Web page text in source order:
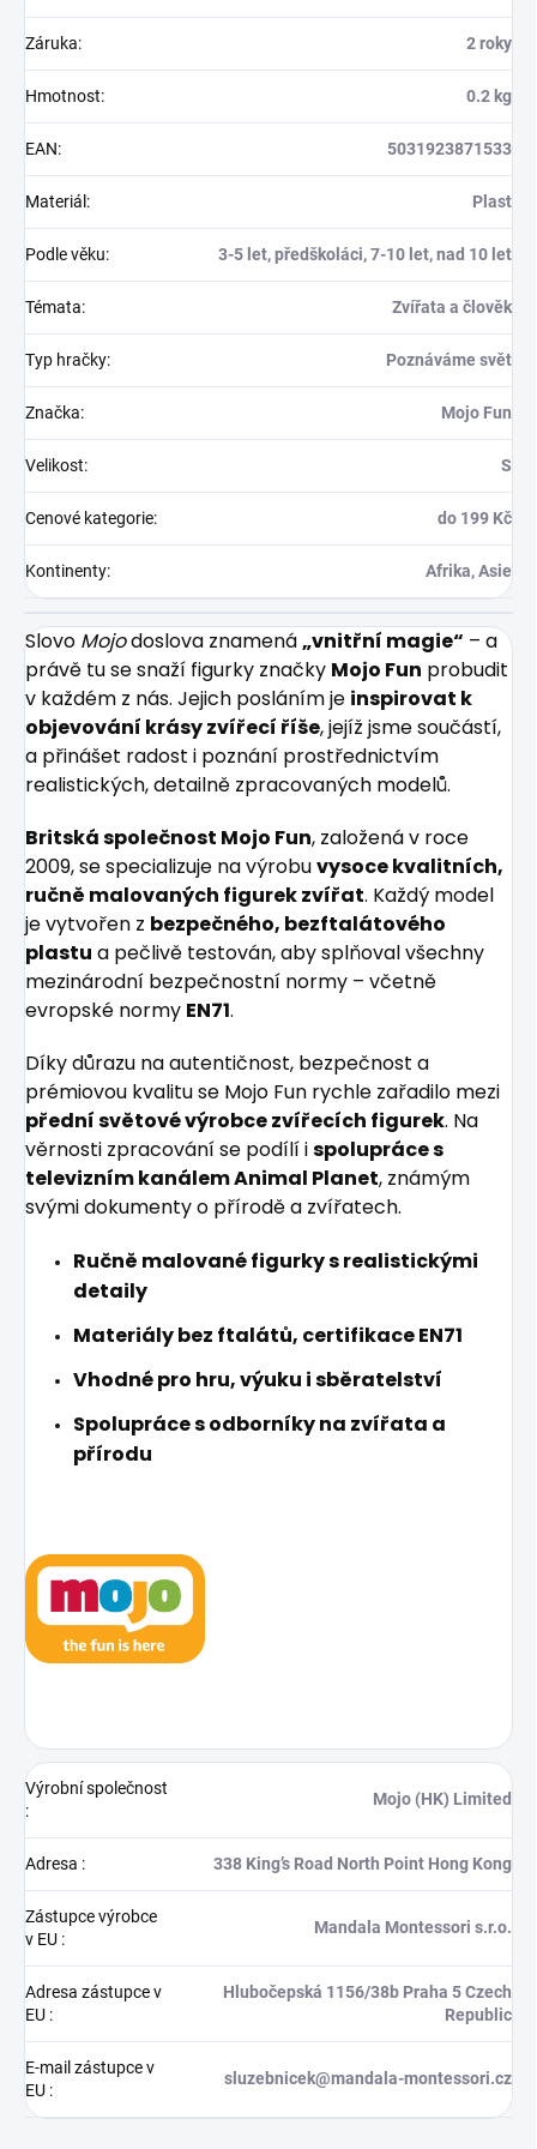
Záruka: 2 roky
Hmotnost: 0.2 kg
EAN: 5031923871533
Materiál : Plast
Podle věku: 3-5 let, předškoláci, 7-10 let, nad 10 let
Témata: Zvířata a člověk
Typ hračky: Poznáváme svět
Značka: Mojo Fun
Velikost: S
Cenové kategorie: do 199 Kč
Kontinenty: Afrika, Asie
Slovo Mojodoslova znamená„vnitřní magie“ – a
právě tu se snaží figurky značky Mojo Fun probudit
v každém z nás. Jejich posláním je inspirovat k
objevování krásy zvířecí říše, jejíž jsme součástí,
a přinášet radost i poznání prostřednictvím
realistických, detailně zpracovaných modelů.
Britská společnost Mojo Fun, založená v roce
2009, se specializuje na výrobuvysoce kvalitních,
ručně malovaných figurek zvířat. Každý model
je vytvořen z bezpečného, bezftalátového
plastu a pečlivě testován, aby splňoval všechny
mezinárodní bezpečnostní normy – včetně
evropské normy EN71.
Díky důrazu na autentičnost, bezpečnost a
prémiovou kvalitu se Mojo Fun rychle zařadilo mezi
přední světové výrobce zvířecích figurek. Na
věrnosti zpracování se podílí ispolupráce s
televizním kanálem Animal Planet, známým
svými dokumenty o přírodě a zvířatech.
Ručně malované figurky s realistickými
detaily
Materiály bez ftalátů, certifikace EN71
Vhodné pro hru, výuku i sběratelství
Spolupráce s odborníky na zvířata a
přírodu
Výrobní společnost
:
Mojo (HK) Limited
Adresa : 338 King’s Road North Point Hong Kong
Zástupce výrobce
v EU :
Mandala Montessori s.r.o.
Adresa zástupce v
EU :
Hlubočepská 1156/38b Praha 5 Czech
Republic
E-mail zástupce v
EU :
sluzebnicek@mandala-montessori.cz